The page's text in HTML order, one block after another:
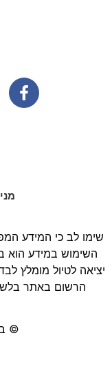
שימו לב כי המידע
השימוש במידע הוא
יציאה לטיול מומלץ
הרשום באתר
©